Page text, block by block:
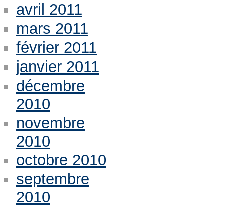
avril 2011
mars 2011
février 2011
janvier 2011
décembre
2010
novembre
2010
octobre 2010
septembre
2010